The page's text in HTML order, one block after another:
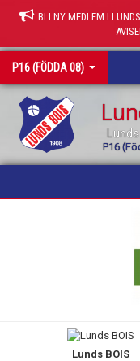
BLI NY MEDLEM I
P16 (FÖDDA 08)
P16
Lunds BOIS